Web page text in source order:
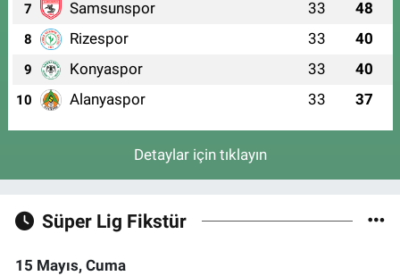
7 Samsunspor 33 48
8 Rizespor 33 40
9 Konyaspor 33 40
10 Alanyaspor 33 37
Detaylar için tıklayın
Süper Lig Fikstür
15 Mayıs, Cuma